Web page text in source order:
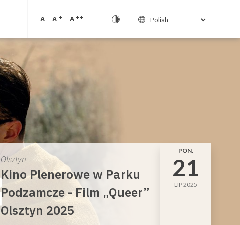
A A + A ++
Olsztyn
Kino Plenerowe w Parku
Podzamcze - Film „Queer”
Olsztyn 2025
PON.
21
LIP 2025